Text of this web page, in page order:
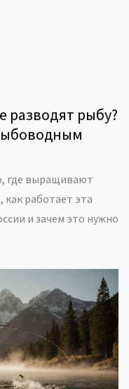
разводят рыбу?
где выращивают
как работает эта
и зачем это нужно